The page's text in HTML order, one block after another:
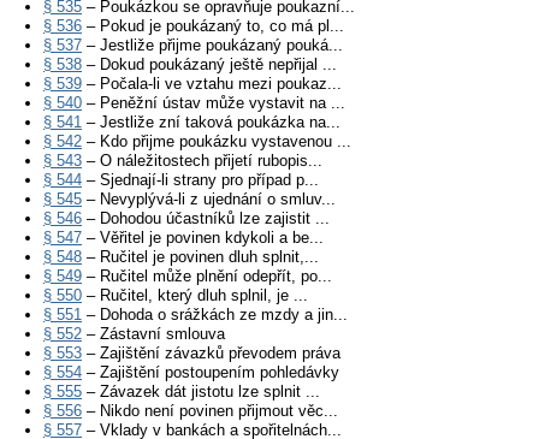
§ 535 – Poukázkou se opravňuje poukazní...
§ 536 – Pokud je poukázaný to, co má pl...
§ 537 – Jestliže přijme poukázaný pouká...
§ 538 – Dokud poukázaný ještě nepřijal ...
§ 539 – Počala-li ve vztahu mezi poukaz...
§ 540 – Peněžní ústav může vystavit na ...
§ 541 – Jestliže zní taková poukázka na...
§ 542 – Kdo přijme poukázku vystavenou ...
§ 543 – O náležitostech přijetí rubopis...
§ 544 – Sjednají-li strany pro případ p...
§ 545 – Nevyplývá-li z ujednání o smluv...
§ 546 – Dohodou účastníků lze zajistit ...
§ 547 – Věřitel je povinen kdykoli a be...
§ 548 – Ručitel je povinen dluh splnit,...
§ 549 – Ručitel může plnění odepřít, po...
§ 550 – Ručitel, který dluh splnil, je ...
§ 551 – Dohoda o srážkách ze mzdy a jin...
§ 552 – Zástavní smlouva
§ 553 – Zajištění závazků převodem práva
§ 554 – Zajištění postoupením pohledávky
§ 555 – Závazek dát jistotu lze splnit ...
§ 556 – Nikdo není povinen přijmout věc...
§ 557 – Vklady v bankách a spořitelnách...